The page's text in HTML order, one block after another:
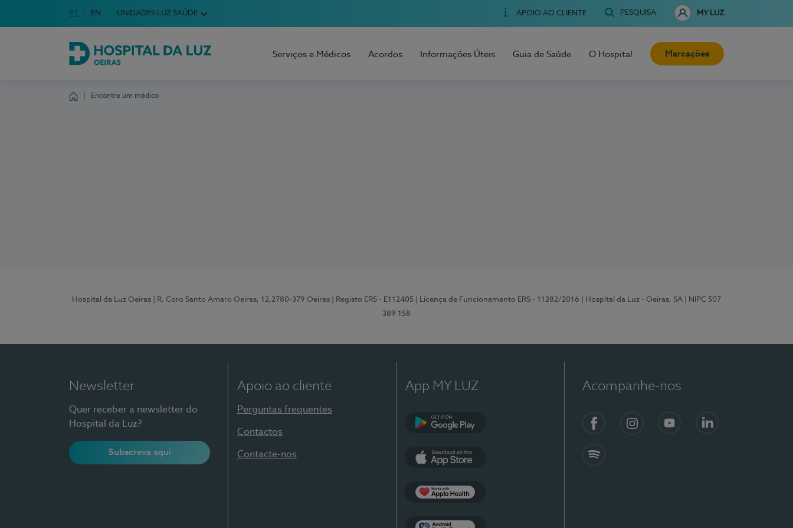
Escolha o seu idioma
Idioma em Português
PT English Language
EN UNIDADES LUZ SAÚDE APOIO AO CLIENTE PESQUISA MY LUZ
Hospital da Luz Oeiras
Serviços e Médicos Acordos Informações Úteis Guia de Saúde O Hospital Marcações
Encontre um médico
Hospital da Luz Oeiras | R. Coro Santo Amaro Oeiras, 12,2780-379 Oeiras | Registo ERS - E112405 | Licença de Funcionamento ERS - 11282/2016 | Hospital da Luz - Oeiras, SA
| NIPC 507
389 158
Newsletter
Quer receber a newsletter do
Hospital da Luz?
Subscreva aqui
Apoio ao cliente
Perguntas frequentes
Contactos
Contacte-nos
App MY LUZ Acompanhe-nos